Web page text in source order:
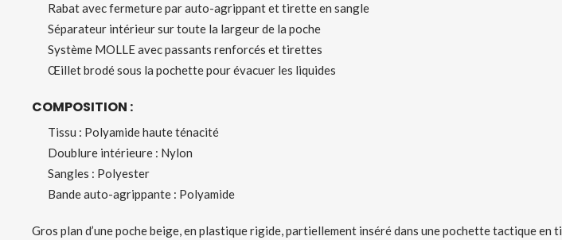
Rabat avec fermeture par auto-agrippant et tirette en sangle
Séparateur intérieur sur toute la largeur de la poche
Système MOLLE avec passants renforcés et tirettes
Œillet brodé sous la pochette pour évacuer les liquides
COMPOSITION :
Tissu : Polyamide haute ténacité
Doublure intérieure : Nylon
Sangles : Polyester
Bande auto-agrippante : Polyamide
Gros plan d’une poche beige, en plastique rigide, partiellement inséré dans une pochette tactique